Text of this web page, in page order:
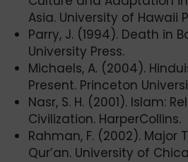
Asia. University of Hawaii
Parry, J. (1994). Death in
University Press.
Michaels, A. (2004).
Present. Princeton
Nasr, S. H. (2001). Islam:
Civilization. HarperCollins.
Rahman, F. (2002). Major
Qur’an. University of